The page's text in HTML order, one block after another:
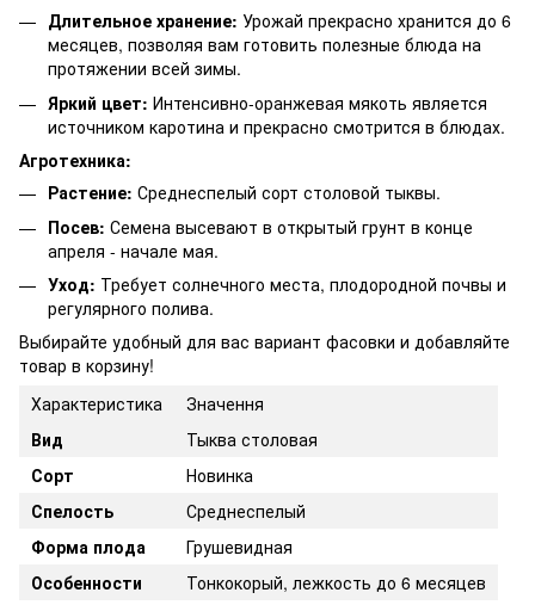
Длительное хранение: Урожай прекрасно хранится до 6
месяцев, позволяя вам готовить полезные блюда на
протяжении всей зимы.
Яркий цвет: Интенсивно-оранжевая мякоть является
источником каротина и прекрасно смотрится в блюдах.
Агротехника:
Растение: Среднеспелый сорт столовой тыквы.
Посев: Семена высевают в открытый грунт в конце
апреля - начале мая.
Уход: Требует солнечного места, плодородной почвы и
регулярного полива.
Выбирайте удобный для вас вариант фасовки и добавляйте
товар в корзину!
Характеристика
Значення
Вид
Тыква столовая
Сорт
Новинка
Спелость
Среднеспелый
Форма плода
Грушевидная
Особенности
Тонкокорый, лежкость до 6 месяцев